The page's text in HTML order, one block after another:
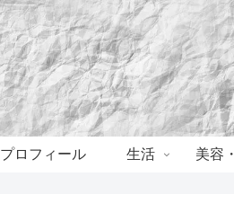
プロフィール 生活 美容